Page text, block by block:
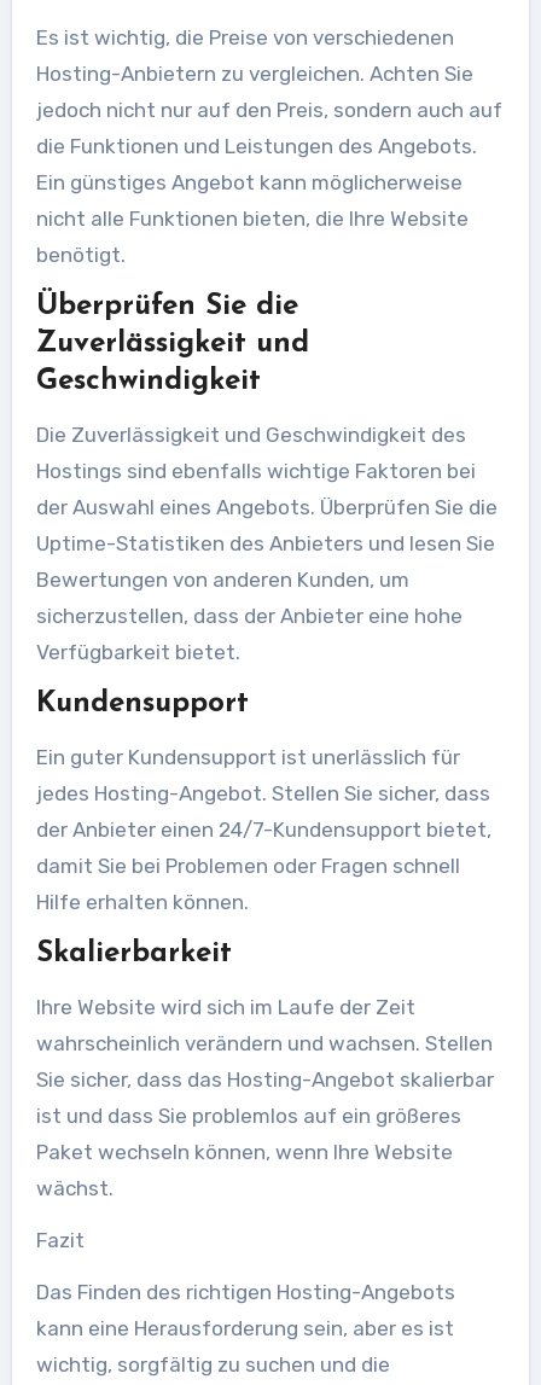
Es ist wichtig, die Preise von verschiedenen
Hosting-Anbietern zu vergleichen. Achten Sie
jedoch nicht nur auf den Preis, sondern auch auf
die Funktionen und Leistungen des Angebots.
Ein günstiges Angebot kann möglicherweise
nicht alle Funktionen bieten, die Ihre Website
benötigt.
Überprüfen Sie die
Zuverlässigkeit und
Geschwindigkeit
Die Zuverlässigkeit und Geschwindigkeit des
Hostings sind ebenfalls wichtige Faktoren bei
der Auswahl eines Angebots. Überprüfen Sie die
Uptime-Statistiken des Anbieters und lesen Sie
Bewertungen von anderen Kunden, um
sicherzustellen, dass der Anbieter eine hohe
Verfügbarkeit bietet.
Kundensupport
Ein guter Kundensupport ist unerlässlich für
jedes Hosting-Angebot. Stellen Sie sicher, dass
der Anbieter einen 24/7-Kundensupport bietet,
damit Sie bei Problemen oder Fragen schnell
Hilfe erhalten können.
Skalierbarkeit
Ihre Website wird sich im Laufe der Zeit
wahrscheinlich verändern und wachsen. Stellen
Sie sicher, dass das Hosting-Angebot skalierbar
ist und dass Sie problemlos auf ein größeres
Paket wechseln können, wenn Ihre Website
wächst.
Fazit
Das Finden des richtigen Hosting-Angebots
kann eine Herausforderung sein, aber es ist
wichtig, sorgfältig zu suchen und die